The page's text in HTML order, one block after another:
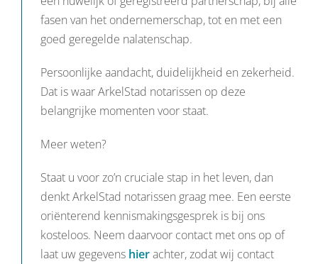
fasen van het ondernemerschap, tot en met een
goed geregelde nalatenschap.
Persoonlijke aandacht, duidelijkheid en zekerheid.
Dat is waar ArkelStad notarissen op deze
belangrijke momenten voor staat.
Meer weten?
Staat u voor zo’n cruciale stap in het leven, dan
denkt ArkelStad notarissen graag mee. Een eerste
oriënterend kennismakingsgesprek is bij ons
kosteloos. Neem daarvoor contact met ons op of
laat uw gegevens hierachter, zodat wij contact